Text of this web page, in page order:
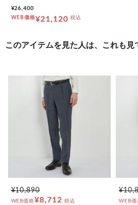
¥26,400
WEB価格¥21,120 税込
このアイテムを見た人は、これも見
¥10,890
WEB価格¥8,712 税込 WEB価